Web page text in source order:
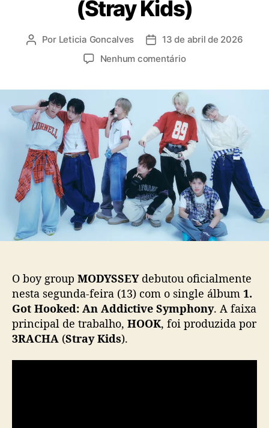
a
(Stray Kids)
A
r
d
o
p
o
s
t
Por Leticia Goncalves
D
d
p
u
l
i
c
a
ç
ã
o
13 de abril de 2026
Nenhum comentárioe
H
O
O
K
”
:
M
O
D
Y
S
S
d
e
b
u
c
O boy group MODYSSEYdebutou oficialmente
nesta segunda-feira (13) com o single álbum 1.
Got Hooked: An Addictive Symphony. A faixa
principal de trabalho, HOOK, foi produzida por
3RACHA (Stray Kids).